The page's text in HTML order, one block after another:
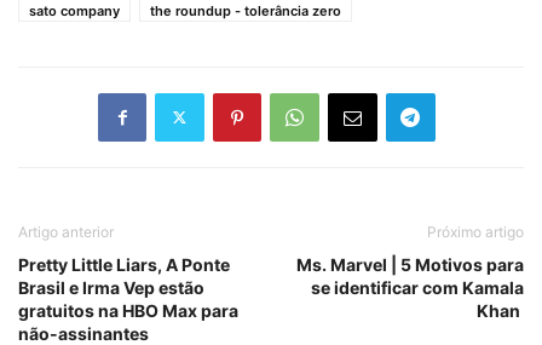
sato company
the roundup - tolerância zero
Artigo anterior
Pretty Little Liars, A Ponte
Brasil e Irma Vep estão
gratuitos na HBO Max para
não-assinantes
Próximo artigo
Ms. Marvel | 5 Motivos para
se identificar com Kamala
Khan